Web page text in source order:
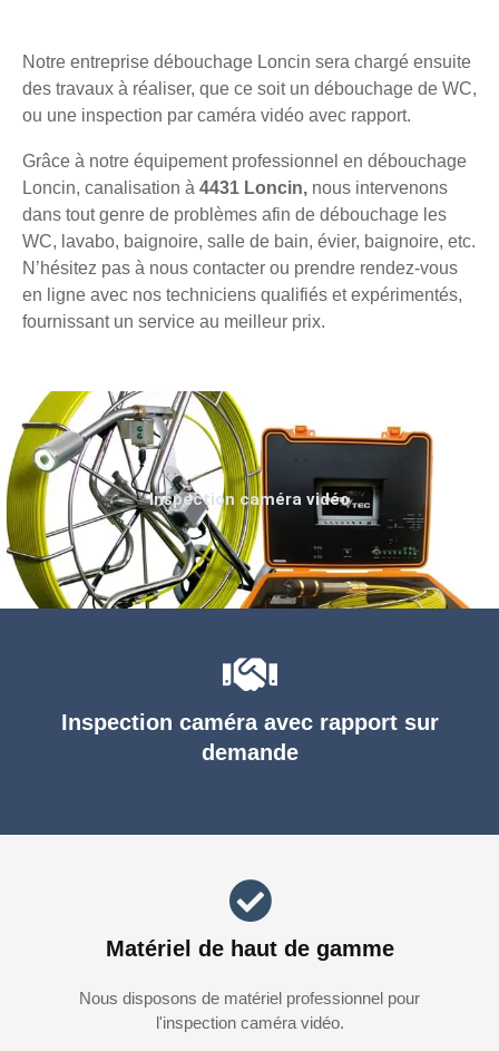
Notre entreprise débouchage Loncin sera chargé ensuite
des travaux à réaliser, que ce soit un débouchage de WC,
ou une inspection par caméra vidéo avec rapport.
Grâce à notre équipement professionnel en débouchage
Loncin, canalisation à 4431 Loncin, nous intervenons
dans tout genre de problèmes afin de débouchage les
WC, lavabo, baignoire, salle de bain, évier, baignoire, etc.
N’hésitez pas à nous contacter ou prendre rendez-vous
en ligne avec nos techniciens qualifiés et expérimentés,
fournissant un service au meilleur prix.
Inspection caméra avec rapport sur
demande
Matériel de haut de gamme
Nous disposons de matériel professionnel pour
l'inspection caméra vidéo.
Inspection caméra vidéo